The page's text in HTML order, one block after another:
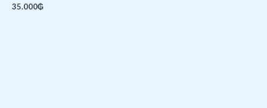
35.000₲